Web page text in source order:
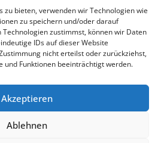
zu bieten, verwenden wir Technologien wie
zu speichern und/oder darauf
zustimmst, können wir Daten
IDs auf dieser Website
nicht erteilst oder zurückziehst,
und Funktionen beeinträchtigt werden.
Akzeptieren
Ablehnen
14.00 – 18.00 Uhr